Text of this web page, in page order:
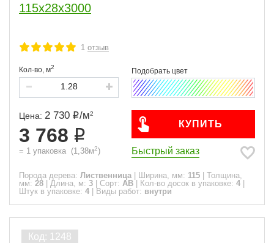
115x28x3000
1 отзыв
Кол-во, м2
Цена: 2 730 /м2
3 768
= 1 упаковка (1,38м2)
КУПИТЬ
Быстрый заказ
Порода дерева: Лиственница Ширина, мм: 115
Толщина,
мм: 28 Длина, м: 3 Сорт: АВ Кол-во досок в упаковке: 4
Штук в упаковке: 4 Виды работ: внутри